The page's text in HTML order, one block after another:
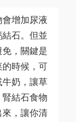
增加尿液
石。但並
，關鍵是
時候，可
牛奶，讓草
結石食物
，讓你清